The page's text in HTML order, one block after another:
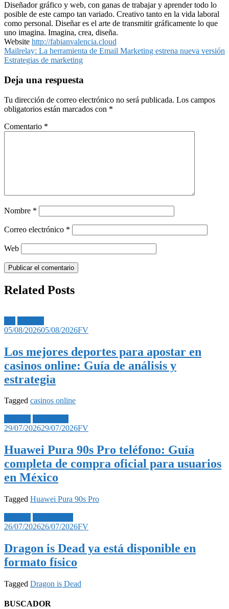
Diseñador gráfico y web, con ganas de trabajar y aprender todo lo
posible de este campo tan variado. Creativo tanto en la vida laboral
como personal. Diseñar es el arte de transmitir gráficamente lo que
uno imagina. Imagina, crea, diseña.
Website http://fabianvalencia.cloud
Navegación
de
entradas
Mailrelay: La herramienta de Email Marketing estrena nueva versión
Estrategias de marketing
Deja una respuesta
Tu dirección de correo electrónico no será publicada. Los campos
obligatorios están marcados con *
Comentario *
Nombre *
Correo electrónico *
Web
Related Posts
05/08/202605/08/2026FV
Los mejores deportes para apostar en
casinos online: Guía de análisis y
estrategia
Tagged casinos online
29/07/202629/07/2026FV
Huawei Pura 90s Pro teléfono: Guía
completa de compra oficial para usuarios
en México
Tagged Huawei Pura 90s Pro
26/07/202626/07/2026FV
Dragon is Dead ya está disponible en
formato físico
Tagged Dragon is Dead
BUSCADOR